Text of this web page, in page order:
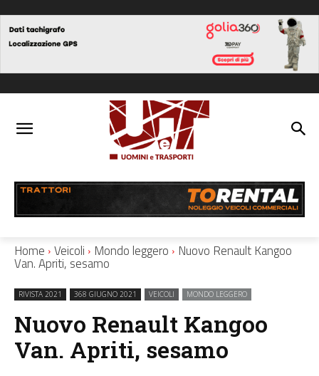
Home Veicoli Mondo leggero Nuovo Renault Kangoo
Van. Apriti, sesamo
RIVISTA 2021 368 GIUGNO 2021 VEICOLI MONDO LEGGERO
Nuovo Renault Kangoo
Van. Apriti, sesamo